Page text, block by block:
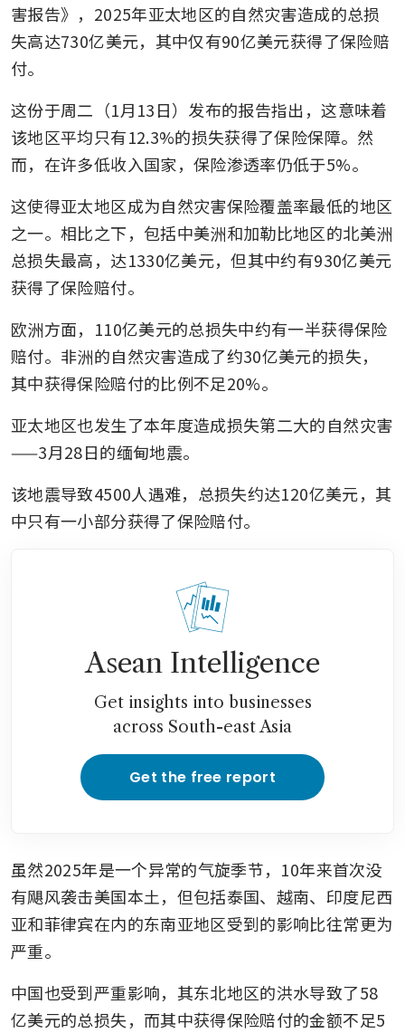
害报告》，2025年亚太地区的自然灾害造成的总损
失高达730亿美元，其中仅有90亿美元获得了保险赔
付。
这份于周二（1月13日）发布的报告指出，这意味着
该地区平均只有12.3%的损失获得了保险保障。然
而，在许多低收入国家，保险渗透率仍低于5%。
这使得亚太地区成为自然灾害保险覆盖率最低的地区
之一。相比之下，包括中美洲和加勒比地区的北美洲
总损失最高，达1330亿美元，但其中约有930亿美元
获得了保险赔付。
欧洲方面，110亿美元的总损失中约有一半获得保险
赔付。非洲的自然灾害造成了约30亿美元的损失，
其中获得保险赔付的比例不足20%。
亚太地区也发生了本年度造成损失第二大的自然灾害
——3月28日的缅甸地震。
该地震导致4500人遇难，总损失约达120亿美元，其
中只有一小部分获得了保险赔付。
Asean Intelligence
Get insights into businesses
across South-east Asia
Get the free report
虽然2025年是一个异常的气旋季节，10年来首次没
有飓风袭击美国本土，但包括泰国、越南、印度尼西
亚和菲律宾在内的东南亚地区受到的影响比往常更为
严重。
中国也受到严重影响，其东北地区的洪水导致了58
亿美元的总损失，而其中获得保险赔付的金额不足5